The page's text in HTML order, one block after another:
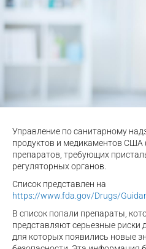
Управление по санитарному
продуктов и медикаментов США
препаратов, требующих
регуляторных органов.
Список представлен на
https://www.fda.gov/Drugs/
В список попали препараты,
представляют серьезные риски
для которых появились новые